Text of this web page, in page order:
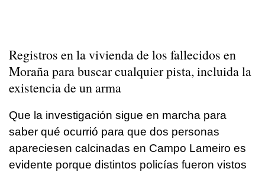
Registros en la vivienda de los fallecidos en
Moraña para buscar cualquier pista, incluida la
existencia de un arma
Que la investigación sigue en marcha para
saber qué ocurrió para que dos personas
apareciesen calcinadas en Campo Lameiro es
evidente porque distintos policías fueron vistos